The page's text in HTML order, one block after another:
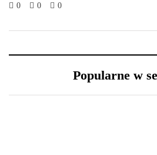
0 0 0
Popularne w